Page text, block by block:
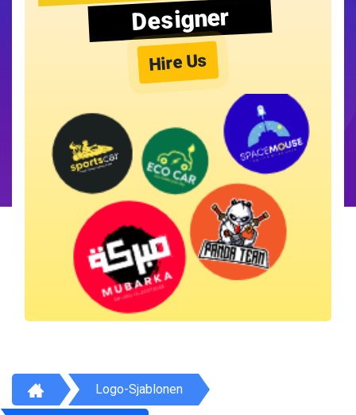
Designer
Hire Us
Logo-Sjablonen